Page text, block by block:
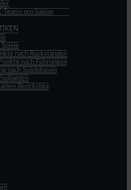
Teams pro Saison
Spiele
nach Rückständen
nach Führungen
nach Spielphasen
Bezirksliga